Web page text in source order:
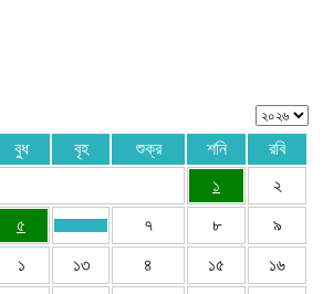
বুধ বৃহ শুক্র শনি
রবি
১
২
৫ ৭ ৮ ৯
১ ১৩ ৪ ১৫ ১৬